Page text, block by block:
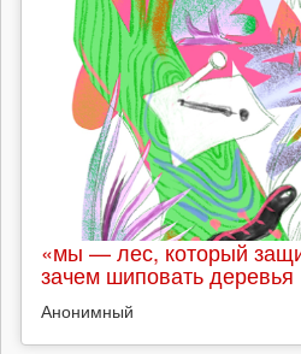
«мы — лес, который
зачем шиповать деревья
Анонимный